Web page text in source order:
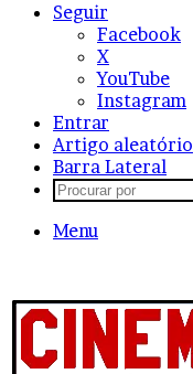
Seguir
Facebook
X
YouTube
Instagram
Entrar
Artigo aleatório
Barra Lateral
Menu